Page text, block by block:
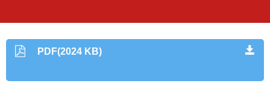
PDF(2024 KB)